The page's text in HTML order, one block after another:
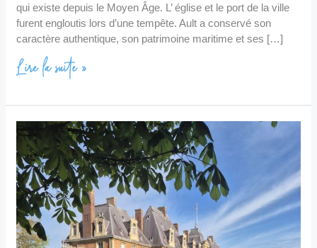
qui existe depuis le Moyen Âge. L’ église et le port de la ville
furent engloutis lors d’une tempête. Ault a conservé son
caractère authentique, son patrimoine maritime et ses […]
Lire la suite »
Que
faire
à
Eu ?